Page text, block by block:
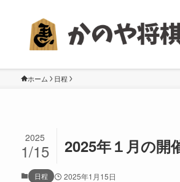
ホーム 日程
2025年１月の開
2025
1/15
日程 2025年1月15日